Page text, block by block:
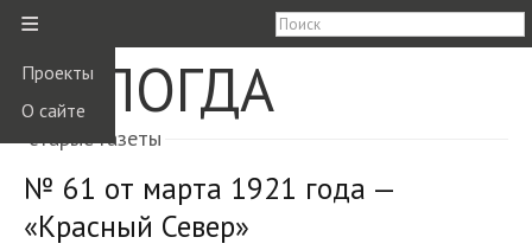
≡
Проекты
О сайте
ВОЛОГДА
старые газеты
№ 61 от марта 1921 года —
«Красный Север»